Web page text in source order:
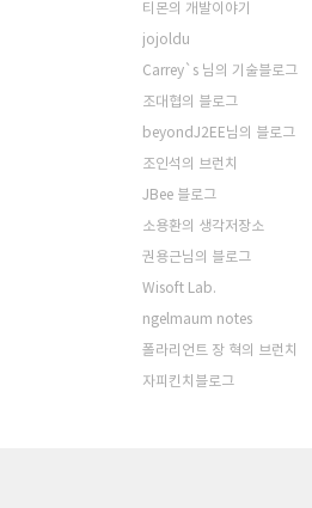
티몬의 개발이야기
jojoldu
Carrey`s 님의 기술블로그
조대협의 블로그
beyondJ2EE님의 블로그
조인석의 브런치
JBee 블로그
소용환의 생각저장소
권용근님의 블로그
Wisoft Lab.
ngelmaum notes
폴라리언트 장 혁의 브런치
자피킨치블로그